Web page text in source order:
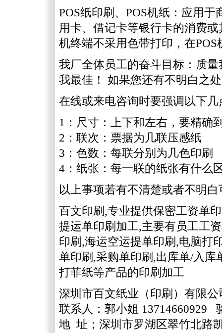
POS纸印刷、POS机纸：应用
用卡、借记卡等银行卡的消费
机终端不采用色带打印，在
我厂全体员工的奋斗目标：质
我最佳！ 如果您还有不明白之
在线或来电咨询时要强调以下几
1：尺寸：上下和左右，要精确
2：联次：票据为几联压感纸
3：色数：每联分别为几色印刷
4：纸张：每一联的纸张有什么
以上事项若有不清楚或者不明
百文印刷,专业提供保密工资单
提运单印刷加工,主要有员工工
印刷,海运空运提单印刷,电脑打
单印刷,采购单印刷,出库单/入
打菲纸等产品的印刷加工
深圳市百文纸业（印刷）有限公
联系人：郭小姐 13714660929
地 址；深圳市罗湖区翠竹北路